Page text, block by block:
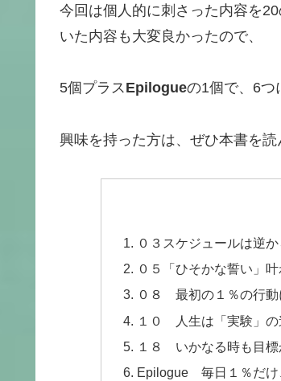
今回は個人的に刺さった内容を
いた内容も大変良かったので、
5個プラスEpilogueの1個で、6つ
興味を持った方は、ぜひ本書を読
０３スケジュールは逆
０５「ひそかな誓い」
０８ 最初の１％の行動
１０ 人生は「実験」
１８ いかなる時も目標
Epilogue 毎日１％だけ